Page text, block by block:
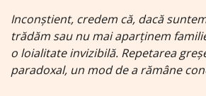
Inconștient, credem că, dacă
trădăm sau nu mai aparținem
o loialitate invizibilă. Repetarea
paradoxal, un mod de a rămâne